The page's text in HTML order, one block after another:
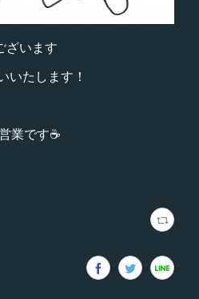
ざいます
いたします！
業です☕